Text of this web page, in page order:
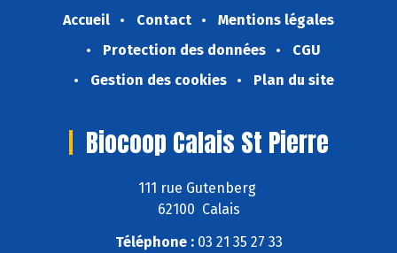
Accueil Contact
Mentions légales
Protection des données
CGU
Gestion des cookies
Plan du site
Biocoop Calais St Pierre
111 rue Gutenberg
62100 Calais
Téléphone :03 21 35 27 33